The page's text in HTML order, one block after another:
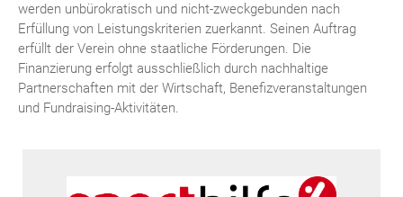
werden unbürokratisch und nicht-zweckgebunden nach
Erfüllung von Leistungskriterien zuerkannt. Seinen Auftrag
erfüllt der Verein ohne staatliche Förderungen. Die
Finanzierung erfolgt ausschließlich durch nachhaltige
Partnerschaften mit der Wirtschaft, Benefizveranstaltungen
und Fundraising-Aktivitäten.